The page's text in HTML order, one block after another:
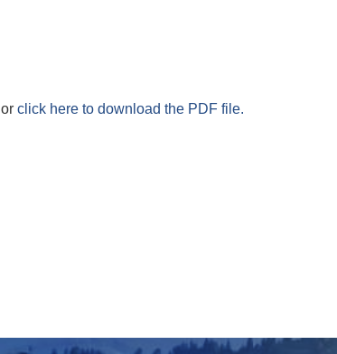
or click here to download the PDF file.